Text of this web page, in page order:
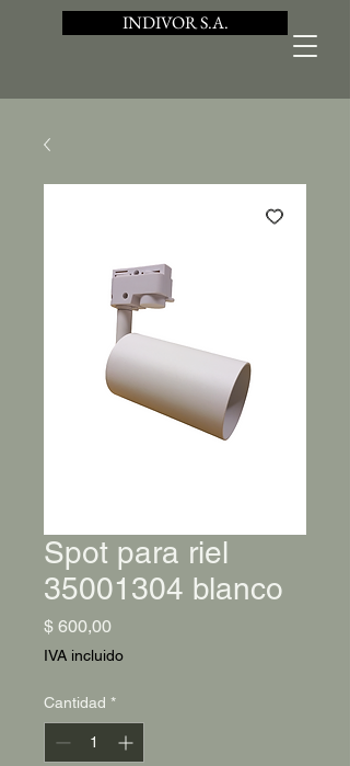
INDIVOR S.A.
Spot para riel
35001304 blanco
$ 600,00Precio
IVA incluido
Cantidad *